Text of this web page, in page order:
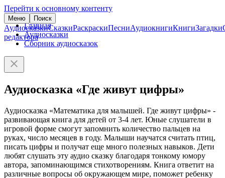
Перейти к основному контенту
Меню Поиск
АудиосказкиСказкиРаскраскиПесниАудиокнигиКнигиЗагадки
редактора
Главная
Аудиосказки
Сборник аудиосказок
Аудиосказка «Где живут цифры»
Аудиосказка «Математика для малышей. Где живут цифры» -
развивающая книга для детей от 3-4 лет. Юные слушатели в
игровой форме смогут запомнить количество пальцев на
руках, число месяцев в году. Малыши научатся считать птиц,
писать цифры и получат еще много полезных навыков. Дети
любят слушать эту аудио сказку благодаря тонкому юмору
автора, запоминающимся стихотворениям. Книга ответит на
различные вопросы об окружающем мире, поможет ребенку